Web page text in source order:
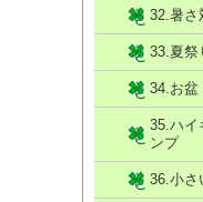
32.暑さ
33.夏祭
34.お盆
35.ハイ
ンプ
36.小さ